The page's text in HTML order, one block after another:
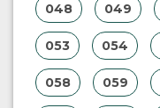
048 049
053 054
058 059